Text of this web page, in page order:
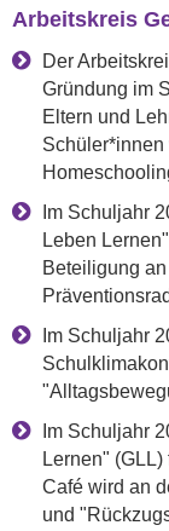
Arbeitskreis
Der
Gründung im
Eltern und
Im Schuljahr
Leben
Beteiligung
Im Schuljahr
Im Schuljahr
Lernen"
Café wird an
und